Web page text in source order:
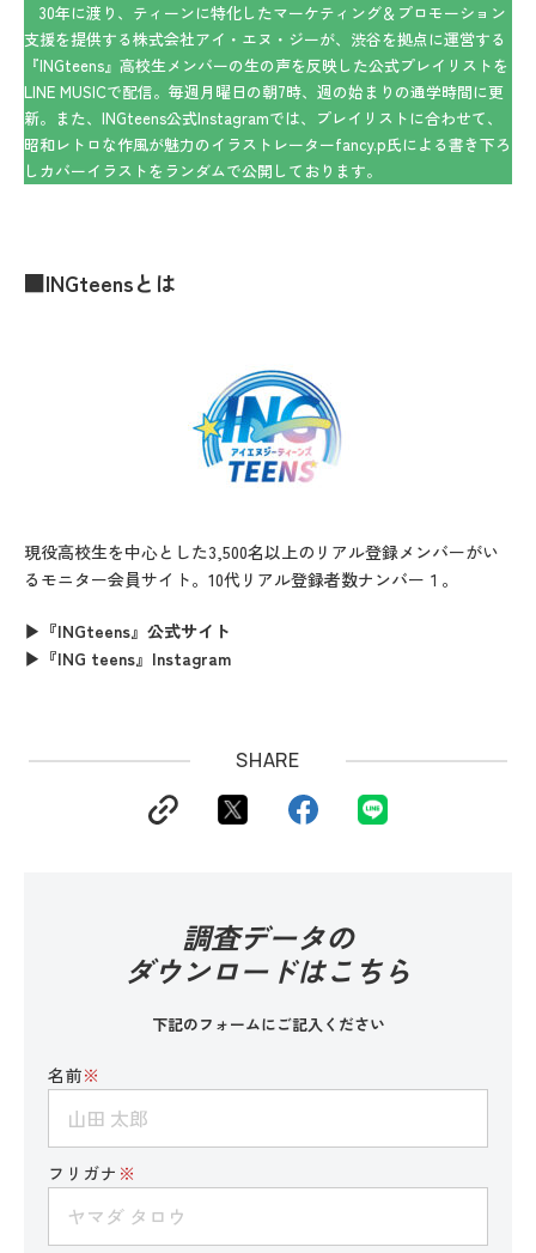
30年に渡り、ティーンに特化したマーケティング＆プロモーション
支援を提供する株式会社アイ・エヌ・ジーが、渋谷を拠点に運営する
『INGteens』高校生メンバーの生の声を反映した公式プレイリストを
LINE MUSICで配信。毎週月曜日の朝7時、週の始まりの通学時間に更
新。また、INGteens公式Instagramでは、プレイリストに合わせて、
昭和レトロな作風が魅力のイラストレーターfancy.p氏による書き下ろ
しカバーイラストをランダムで公開しております。
■INGteensとは
現役高校生を中心とした3,500名以上のリアル登録メンバーがい
るモニター会員サイト。10代リアル登録者数ナンバー１。
▶『INGteens』公式サイト
▶『ING teens』Instagram
SHARE
調査データの
ダウンロードはこちら
下記のフォームにご記入ください
名前※
フリガナ ※